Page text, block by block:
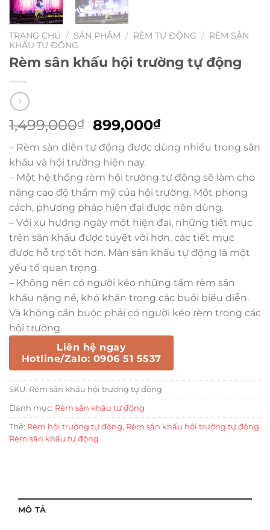
TRANG CHỦ / SẢN PHẨM / RÈM TỰ ĐỘNG / RÈM SÂN
KHẤU TỰ ĐỘNG
Rèm sân khấu hội trường tự động
1,499,000₫
Giá
gốc
là:
1,499,000₫.
899,000₫Giá
hiện
tại
899,000₫.
– Rèm sàn diễn tự động được dùng nhiều trong sân
khấu và hội trường hiện nay.
– Một hệ thống rèm hội trường tự động sẽ làm cho
nâng cao độ thẩm mỹ của hội trường. Một phong
cách, phương pháp hiện đại được nên dùng.
– Với xu hướng ngày một hiện đại, những tiết mục
trên sân khấu được tuyệt vời hơn, các tiết mục
được hỗ trợ tốt hơn. Màn sân khấu tự động là một
yếu tố quan trọng.
– Không nên có người kéo những tấm rèm sân
khấu nặng nề, khó khăn trong các buổi biểu diễn.
Và không cần buộc phải có người kéo rèm trong các
hội trường.
Liên hệ ngay
Hotline/Zalo: 0906 51 5537
SKU: Rèm sân khấu hội trường tự động
Danh mục: Rèm sân khấu tự động
Thẻ: Rèm hội trường tự động, Rèm sân khấu hội trường tự động,
Rèm sân khấu tự động
MÔ TẢ